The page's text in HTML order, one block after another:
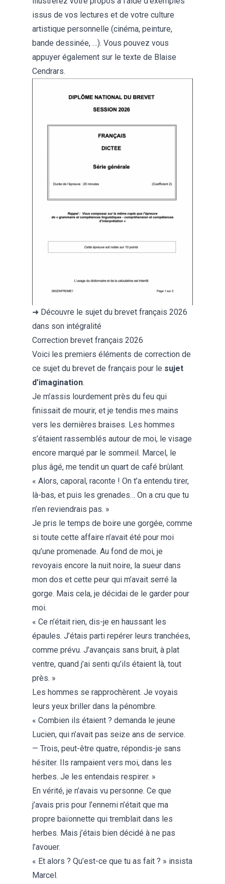
issus de vos lectures et de votre culture
artistique personnelle (cinéma, peinture,
bande dessinée, …). Vous pouvez vous
appuyer également sur le texte de Blaise
Cendrars.
➜ Découvre le sujet du brevet français 2026
dans son intégralité
Correction brevet français 2026
Voici les premiers éléments de correction de
ce sujet du brevet de français pour le sujet
d’imagination.
Je m’assis lourdement près du feu qui
finissait de mourir, et je tendis mes mains
vers les dernières braises. Les hommes
s’étaient rassemblés autour de moi, le visage
encore marqué par le sommeil. Marcel, le
plus âgé, me tendit un quart de café brûlant.
« Alors, caporal, raconte ! On t’a entendu tirer,
là-bas, et puis les grenades… On a cru que tu
n’en reviendrais pas. »
Je pris le temps de boire une gorgée, comme
si toute cette affaire n’avait été pour moi
qu’une promenade. Au fond de moi, je
revoyais encore la nuit noire, la sueur dans
mon dos et cette peur qui m’avait serré la
gorge. Mais cela, je décidai de le garder pour
moi.
« Ce n’était rien, dis-je en haussant les
épaules. J’étais parti repérer leurs tranchées,
comme prévu. J’avançais sans bruit, à plat
ventre, quand j’ai senti qu’ils étaient là, tout
près. »
Les hommes se rapprochèrent. Je voyais
leurs yeux briller dans la pénombre.
« Combien ils étaient ? demanda le jeune
Lucien, qui n’avait pas seize ans de service.
— Trois, peut-être quatre, répondis-je sans
hésiter. Ils rampaient vers moi, dans les
herbes. Je les entendais respirer. »
En vérité, je n’avais vu personne. Ce que
j’avais pris pour l’ennemi n’était que ma
propre baïonnette qui tremblait dans les
herbes. Mais j’étais bien décidé à ne pas
l’avouer.
« Et alors ? Qu’est-ce que tu as fait ? » insista
Marcel.